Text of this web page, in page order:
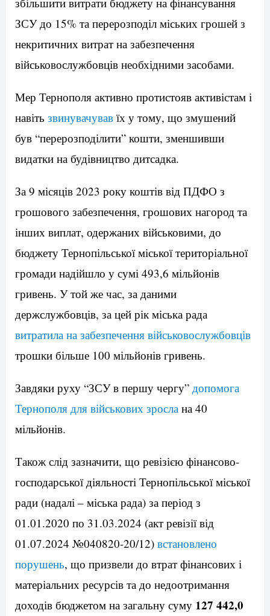
ЗСУ до 15% та перерозподіл міських грошей з
некритичних витрат на забезпечення
військовослужбовців необхідними засобами.
Мер Тернополя активно протистояв активістам і
навіть звинувачував їх у тому, що змушений
був “перерозподілити” кошти, зменшивши
видатки на будівництво дитсадка.
За 9 місяців 2023 року коштів від ПДФО з
грошового забезпечення, грошових нагород та
інших виплат, одержаних військовими, до
бюджету Тернопільської міської територіальної
громади надійшло у сумі 493,6 мільйонів
гривень. У той же час, за даними
держслужбовців, за цей рік міська рада
витратила на забезпечення військовослужбовців
трошки більше 100 мільйонів гривень.
Завдяки руху “ЗСУ в першу чергу” допомога
Тернополя для військових зросла на 40
мільйонів.
Також слід зазначити, що ревізією фінансово-
господарської діяльності Тернопільської міської
ради (надалі – міська рада) за період з
01.01.2020 по 31.03.2024 (акт ревізії від
01.07.2024 №040820-20/12) встановлено
порушень, що призвели до втрат фінансових і
матеріальних ресурсів та до недоотримання
доходів бюджетом на загальну суму 127 442,0